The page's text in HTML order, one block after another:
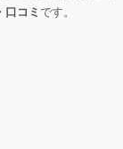
口コミ です。